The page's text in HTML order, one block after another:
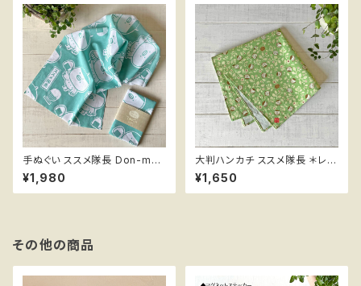
手ぬぐい ススメ隊長 Don-mai
緑青
¥1,980
大判ハンカチ ススメ隊長 ＊レト
ロ若草
¥1,650
その他の商品